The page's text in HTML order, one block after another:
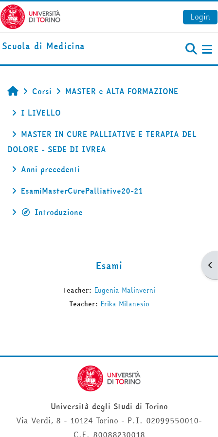
Vai al contenuto principale
Login
Scuola di Medicina
Home
Corsi
MASTER e ALTA FORMAZIONE
I LIVELLO
MASTER IN CURE PALLIATIVE E TERAPIA DEL
DOLORE - SEDE DI IVREA
Anni precedenti
EsamiMasterCurePalliative20-21
Introduzione
Esami
Teacher: Eugenia Malinverni
Teacher: Erika Milanesio
Università degli Studi di Torino
Via Verdi, 8 - 10124 Torino - P.I. 02099550010-
C.F. 80088230018